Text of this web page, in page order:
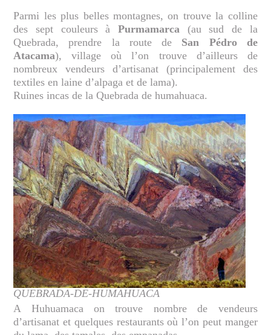
Parmi les plus belles montagnes, on trouve la colline
des sept couleurs à Purmamarca (au sud de la
Quebrada, prendre la route de San Pédro de
Atacama), village où l’on trouve d’ailleurs de
nombreux vendeurs d’artisanat (principalement des
textiles en laine d’alpaga et de lama).
Ruines incas de la Quebrada de humahuaca.
QUEBRADA-DE-HUMAHUACA
A Huhuamaca on trouve nombre de vendeurs
d’artisanat et quelques restaurants où l’on peut manger